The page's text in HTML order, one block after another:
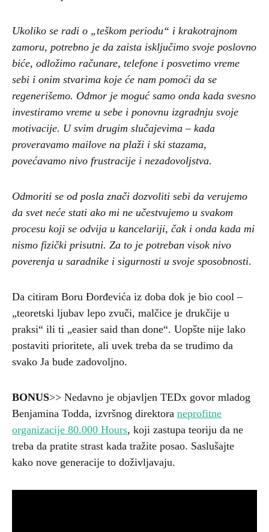
Ukoliko se radi o „teškom periodu“ i krakotrajnom
zamoru, potrebno je da zaista isključimo svoje poslovno
biće, odložimo računare, telefone i posvetimo vreme
sebi i onim stvarima koje će nam pomoći da se
regenerišemo. Odmor je moguć samo onda kada svesno
investiramo vreme u sebe i ponovnu izgradnju svoje
motivacije. U svim drugim slučajevima – kada
proveravamo mailove na plaži i ski stazama,
povećavamo nivo frustracije i nezadovoljstva.
Odmoriti se od posla znači dozvoliti sebi da verujemo
da svet neće stati ako mi ne učestvujemo u svakom
procesu koji se odvija u kancelariji, čak i onda kada mi
nismo fizički prisutni. Za to je potreban visok nivo
poverenja u saradnike i sigurnosti u svoje sposobnosti.
Da citiram Boru Đorđevića iz doba dok je bio cool –
„teoretski ljubav lepo zvuči, malčice je drukčije u
praksi“ ili ti „easier said than done“. Uopšte nije lako
postaviti prioritete, ali uvek treba da se trudimo da
svako Ja bude zadovoljno.
BONUS>> Nedavno je objavljen TEDx govor mladog
Benjamina Todda, izvršnog direktora neprofitne
organizacije 80.000 Hours, koji zastupa teoriju da ne
treba da pratite strast kada tražite posao. Saslušajte
kako nove generacije to doživljavaju.